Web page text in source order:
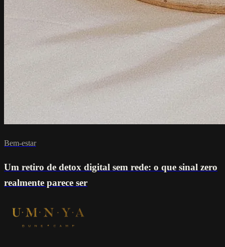
Bem-estar
Um retiro de detox digital sem rede: o que sinal zero
realmente parece ser